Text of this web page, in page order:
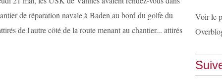
de réparation navale à Baden au bord du golfe du
de l'autre côté de la route menant au chantier... attirés
Voir le